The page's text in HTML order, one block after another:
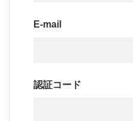
E-mail
認証コード